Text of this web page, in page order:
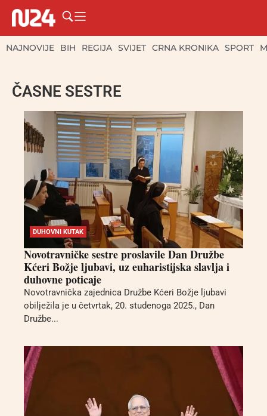
NAJNOVIJE BIH REGIJA SVIJET CRNA KRONIKA SPORT
ČASNE SESTRE
DUHOVNI KUTAK
Novotravničke sestre proslavile Dan Družbe
Kćeri Božje ljubavi, uz euharistijska slavlja i
duhovne poticaje
Novotravnička zajednica Družbe Kćeri Božje ljubavi
obilježila je u četvrtak, 20. studenoga 2025., Dan
Družbe...